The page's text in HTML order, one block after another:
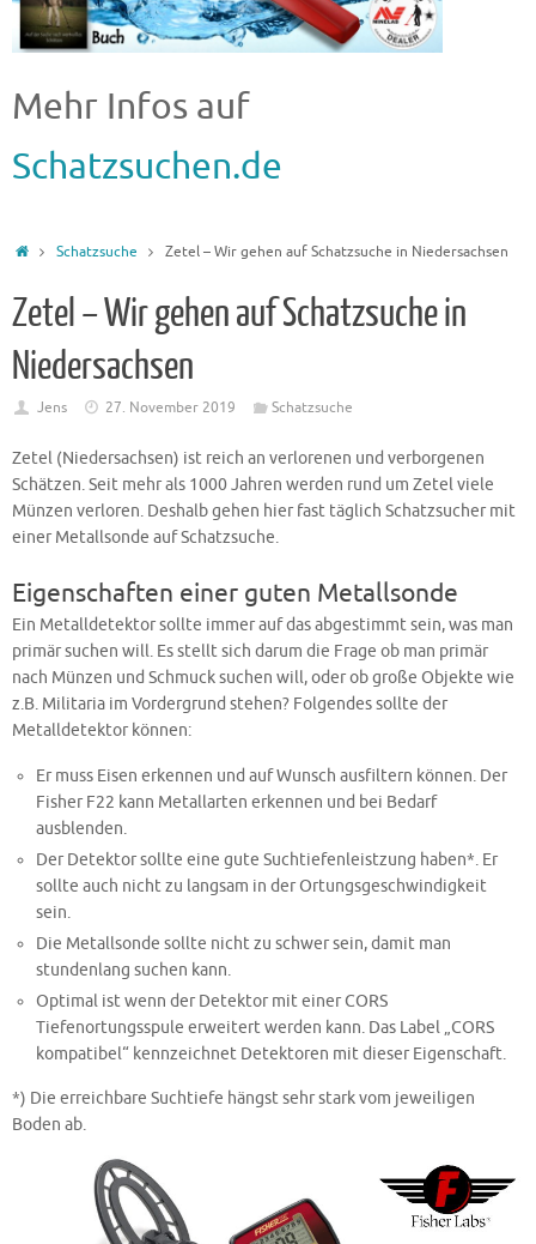
Mehr Infos auf
Schatzsuchen.de
Schatzsuche Zetel – Wir gehen auf Schatzsuche in Niedersachsen
Zetel – Wir gehen auf Schatzsuche in
Niedersachsen
Jens 27. November 2019 Schatzsuche
Zetel (Niedersachsen) ist reich an verlorenen und verborgenen
Schätzen. Seit mehr als 1000 Jahren werden rund um Zetel viele
Münzen verloren. Deshalb gehen hier fast täglich Schatzsucher mit
einer Metallsonde auf Schatzsuche.
Eigenschaften einer guten Metallsonde
Ein Metalldetektor sollte immer auf das abgestimmt sein, was man
primär suchen will. Es stellt sich darum die Frage ob man primär
nach Münzen und Schmuck suchen will, oder ob große Objekte wie
z.B. Militaria im Vordergrund stehen? Folgendes sollte der
Metalldetektor können:
Er muss Eisen erkennen und auf Wunsch ausfiltern können. Der
Fisher F22 kann Metallarten erkennen und bei Bedarf
ausblenden.
Der Detektor sollte eine gute Suchtiefenleistzung haben*. Er
sollte auch nicht zu langsam in der Ortungsgeschwindigkeit
sein.
Die Metallsonde sollte nicht zu schwer sein, damit man
stundenlang suchen kann.
Optimal ist wenn der Detektor mit einer CORS
Tiefenortungsspule erweitert werden kann. Das Label „CORS
kompatibel“ kennzeichnet Detektoren mit dieser Eigenschaft.
*) Die erreichbare Suchtiefe hängst sehr stark vom jeweiligen
Boden ab.